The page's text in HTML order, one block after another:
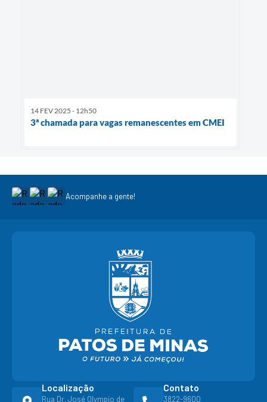
14 FEV 2025 - 12h50
3ª chamada para vagas remanescentes em CMEI
Acompanhe a gente!
Localização
Rua Dr. José Olympio de
Contato
3822-9600